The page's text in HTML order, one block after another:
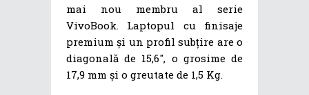
mai nou membru al serie
VivoBook. Laptopul cu finisaje
premium și un profil subțire are o
diagonală de 15,6″, o grosime de
17,9 mm și o greutate de 1,5 Kg.